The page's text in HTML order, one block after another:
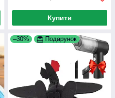
Купити
–30% Подарунок